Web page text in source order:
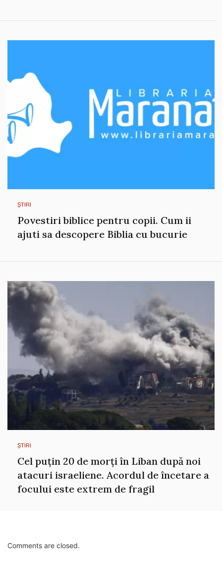
ȘTIRI
Povestiri biblice pentru copii. Cum ii
ajuti sa descopere Biblia cu bucurie
ȘTIRI
Cel puțin 20 de morți în Liban după noi
atacuri israeliene. Acordul de încetare a
focului este extrem de fragil
Comments are closed.